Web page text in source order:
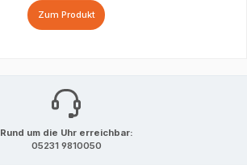
Zum Produkt
Rund um die Uhr erreichbar:
05231 9810050